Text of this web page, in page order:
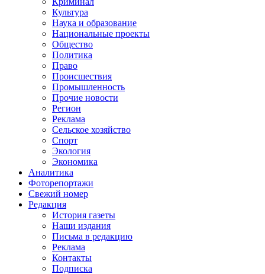
Культура
Наука и образование
Национальные проекты
Общество
Политика
Право
Происшествия
Промышленность
Прочие новости
Регион
Реклама
Сельское хозяйство
Спорт
Экология
Экономика
Аналитика
Фоторепортажи
Свежий номер
Редакция
История газеты
Наши издания
Письма в редакцию
Реклама
Контакты
Подписка